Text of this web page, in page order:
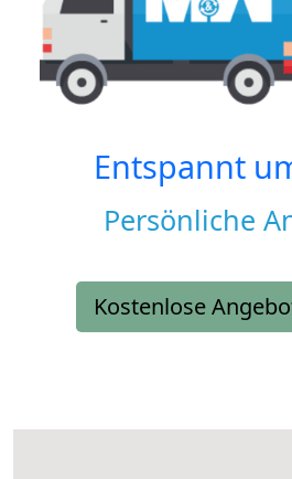
Entspannt
Persönliche
Kostenlose